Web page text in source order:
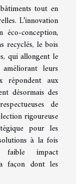
tout en
L’innovation
conception,
recyclés, le bois
qui allongent le
leurs
répondent aux
désormais des
de
rigoureuse
pour les
à la fois
faible impact
façon dont les